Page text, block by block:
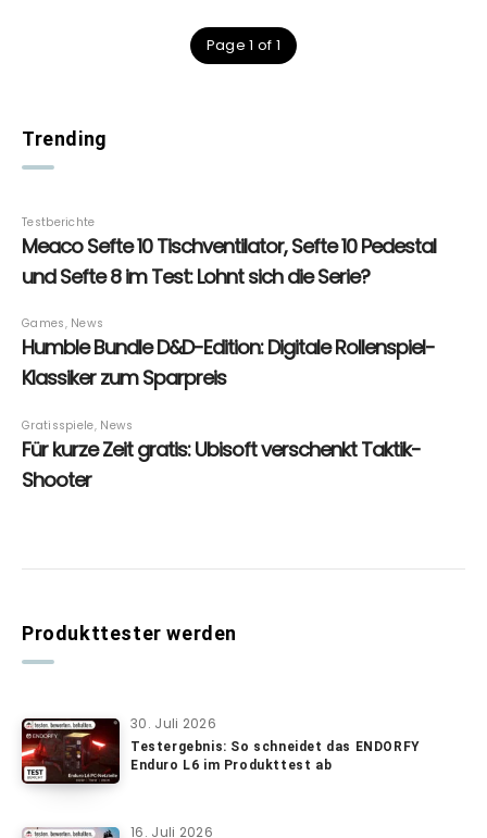
Page 1 of 1
Trending
Produkttester werden
30. Juli 2026
Testergebnis: So schneidet das ENDORFY
Enduro L6 im Produkttest ab
16. Juli 2026